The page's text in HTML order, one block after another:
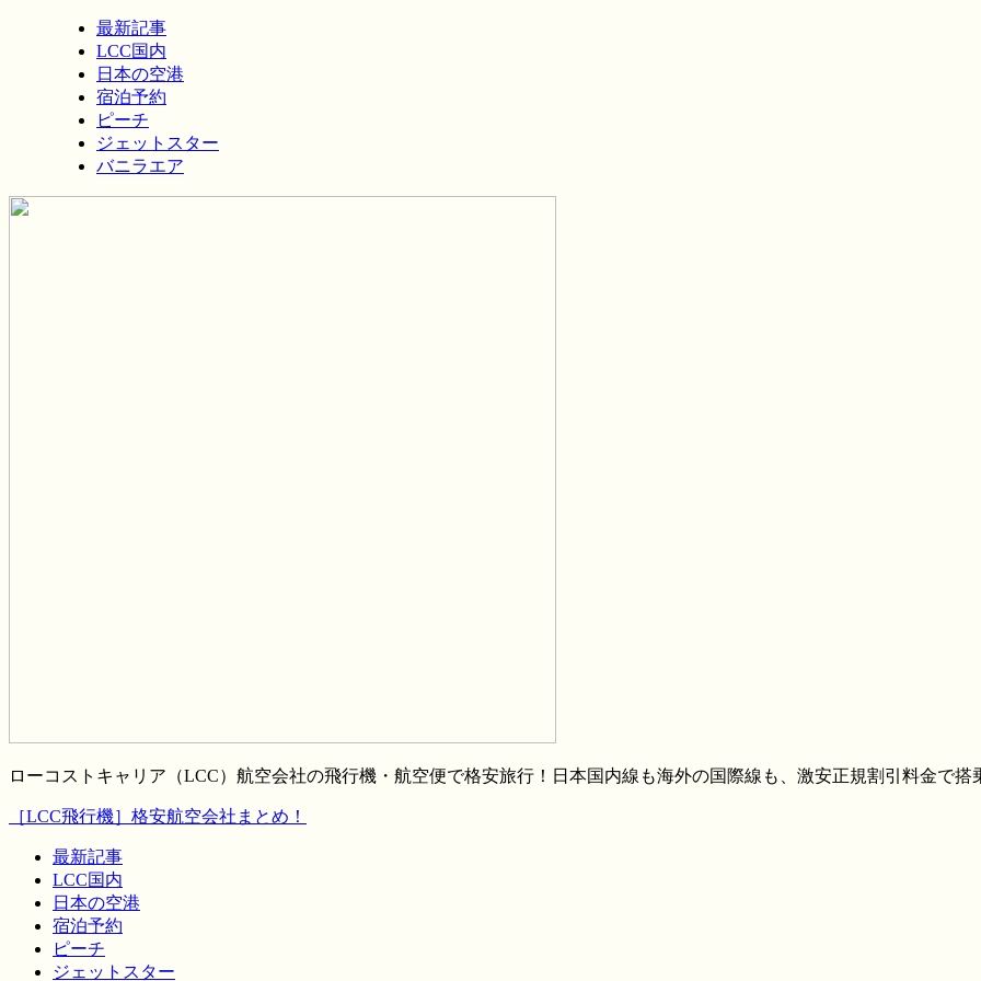
最新記事
LCC国内
日本の空港
宿泊予約
ピーチ
ジェットスター
バニラエア
ローコストキャリア（LCC）航空会社の飛行機・航空便で格安旅行！日本国内線も海外の国際線も、激安正規割引料金で搭
［LCC飛行機］格安航空会社まとめ！
最新記事
LCC国内
日本の空港
宿泊予約
ピーチ
ジェットスター